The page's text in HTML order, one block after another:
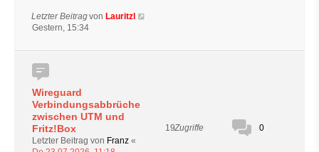
Letzter Beitragvon Lauritzl
Gestern, 15:34
Wireguard
Verbindungsabbrüche
zwischen UTM und
Fritz!Box
Letzter Beitrag von Franz «
19Zugriffe 0